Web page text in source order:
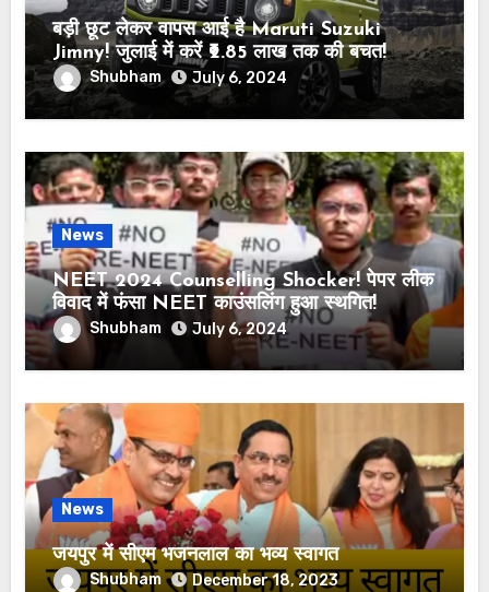
बड़ी छूट लेकर वापस आई है Maruti Suzuki
Jimny! जुलाई में करें ₹2.85 लाख तक की बचत!
Shubham July 6, 2024
News
NEET 2024 Counselling Shocker! पेपर लीक
विवाद में फंसा NEET काउंसलिंग हुआ स्थगित!
Shubham July 6, 2024
News
जयपुर में सीएम भजनलाल का भव्य स्वागत
Shubham December 18, 2023